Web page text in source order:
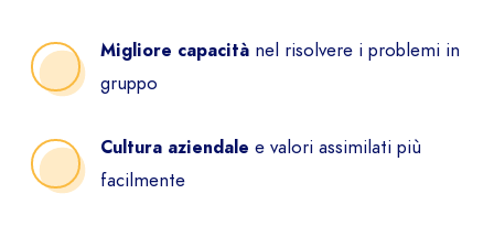
Migliore capacità nel risolvere i problemi in
gruppo
Cultura aziendale e valori assimilati più
facilmente